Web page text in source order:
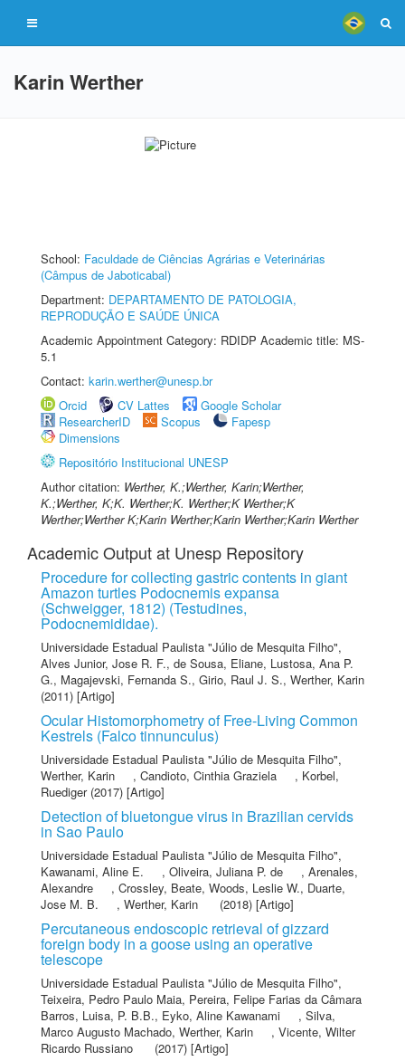
Karin Werther
School: Faculdade de Ciências Agrárias e Veterinárias
(Câmpus de Jaboticabal)
Department: DEPARTAMENTO DE PATOLOGIA,
REPRODUÇÃO E SAÚDE ÚNICA
Academic Appointment Category: RDIDP Academic title: MS-
5.1
Contact: karin.werther@unesp.br
Orcid
CV Lattes
Google Scholar
ResearcherID
Scopus
Fapesp
Dimensions
Repositório Institucional UNESP
Author citation: Werther, K.;Werther, Karin;Werther,
K.;Werther, K;K. Werther;K. Werther;K Werther;K
Werther;Werther K;Karin Werther;Karin Werther;Karin Werther
Academic Output at Unesp Repository
Procedure for collecting gastric contents in giant
Amazon turtles Podocnemis expansa
(Schweigger, 1812) (Testudines,
Podocnemididae).
Universidade Estadual Paulista "Júlio de Mesquita Filho",
Alves Junior, Jose R. F., de Sousa, Eliane, Lustosa, Ana P.
G., Magajevski, Fernanda S., Girio, Raul J. S., Werther, Karin
(2011) [Artigo]
Ocular Histomorphometry of Free-Living Common
Kestrels (Falco tinnunculus)
Universidade Estadual Paulista "Júlio de Mesquita Filho",
Werther, Karin
, Candioto, Cinthia Graziela , Korbel,
Ruediger(2017) [Artigo]
Detection of bluetongue virus in Brazilian cervids
in Sao Paulo
Universidade Estadual Paulista "Júlio de Mesquita Filho",
Kawanami, Aline E.
, Oliveira, Juliana P. de , Arenales,
Alexandre
, Crossley, Beate, Woods, Leslie W., Duarte,
Jose M. B.
, Werther, Karin (2018) [Artigo]
Percutaneous endoscopic retrieval of gizzard
foreign body in a goose using an operative
telescope
Universidade Estadual Paulista "Júlio de Mesquita Filho",
Teixeira, Pedro Paulo Maia, Pereira, Felipe Farias da Câmara
Barros, Luisa, P. B.B., Eyko, Aline Kawanami , Silva,
Marco Augusto Machado, Werther, Karin , Vicente, Wilter
Ricardo Russiano
(2017) [Artigo]